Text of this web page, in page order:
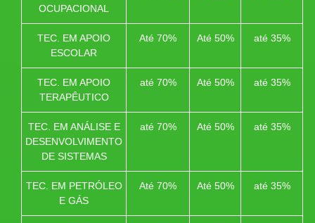
OCUPACIONAL
TEC. EM APOIO
ESCOLAR
Até 70% Até 50% até 35%
TEC. EM APOIO
TERAPÊUTICO
até 70% Até 50% até 35%
TEC. EM ANÁLISE E
DESENVOLVIMENTO
DE SISTEMAS
até 70% Até 50% até 35%
TEC. EM PETRÓLEO
E GÁS
Até 70% Até 50% até 35%